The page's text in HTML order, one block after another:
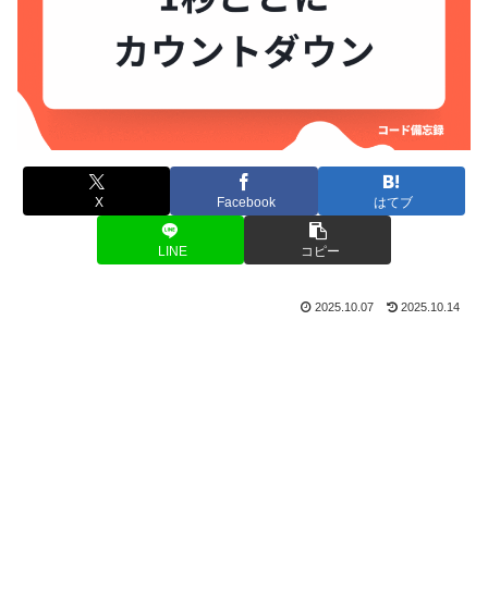
X Facebook はてブ
LINE コピー
2025.10.07 2025.10.14